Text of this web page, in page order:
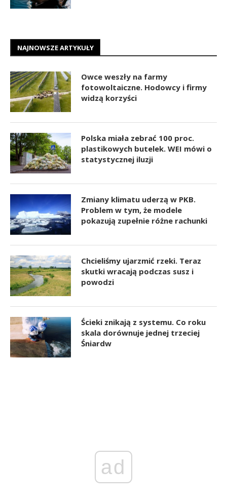
NAJNOWSZE ARTYKUŁY
Owce weszły na farmy
fotowoltaiczne. Hodowcy i firmy
widzą korzyści
Polska miała zebrać 100 proc.
plastikowych butelek. WEI mówi o
statystycznej iluzji
Zmiany klimatu uderzą w PKB.
Problem w tym, że modele
pokazują zupełnie różne rachunki
Chcieliśmy ujarzmić rzeki. Teraz
skutki wracają podczas susz i
powodzi
Ścieki znikają z systemu. Co roku
skala dorównuje jednej trzeciej
Śniardw
ad